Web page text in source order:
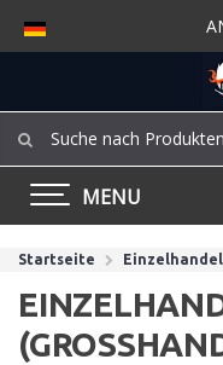
MENU
Startseite